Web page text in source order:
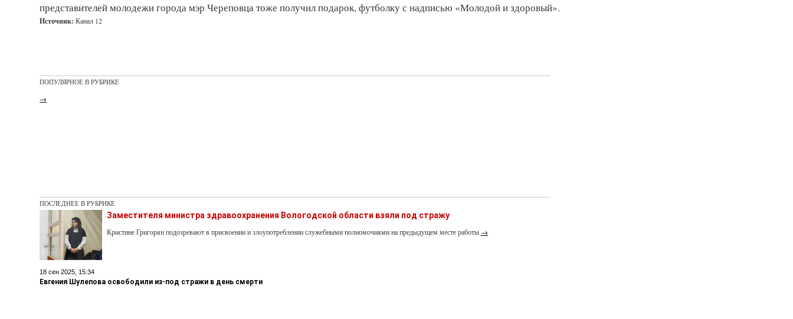
представителей молодежи города мэр Череповца тоже получил подарок, футболку с надписью «Молодой и здоровый».
Источник: Канал 12
ПОПУЛЯРНОЕ В РУБРИКЕ
→
ПОСЛЕДНЕЕ В РУБРИКЕ
Заместителя министра здравоохранения Вологодской области взяли под стражу
Кристине Григорян подозревают в присвоении и злоупотреблении служебными полномочиями на предыдущем месте работы →
18 сен 2025, 15:34
Евгения Шулепова освободили из-под стражи в день смерти